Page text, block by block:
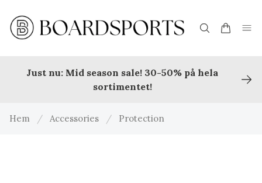
Just nu: Mid season sale! 30-50% på hela
sortimentet!
Hem / Accessories / Protection